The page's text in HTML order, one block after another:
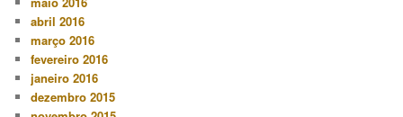
abril 2016
março 2016
fevereiro 2016
janeiro 2016
dezembro 2015